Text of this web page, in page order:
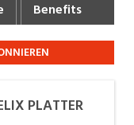
Benefits
PLATTER